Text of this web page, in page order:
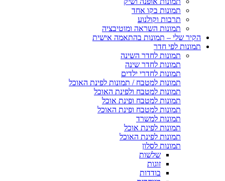
תמונות בקו אחד
תרבות וקולנוע
תמונות השראה ומוטיבציה
הקיר שלי – תמונות בהתאמה אישית
תמונות לפי חדר
תמונות לחדר השינה
תמונות לחדר שינה
תמונות לחדרי ילדים
תמונות למטבח / תמונות לפינת האוכל
תמונות למטבח ולפינת האוכל
תמונות למטבח ופינת אוכל
תמונות למטבח ופינת האוכל
תמונות למשרד
תמונות לפינת אוכל
תמונות לפינת האוכל
תמונות לסלון
שלשות
זוגות
בודדות